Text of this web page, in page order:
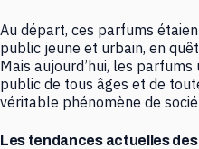
Au départ, ces parfums
public jeune et urbain, en
Mais aujourd’hui, les
public de tous âges et de
véritable phénomène de
Les tendances actuelles